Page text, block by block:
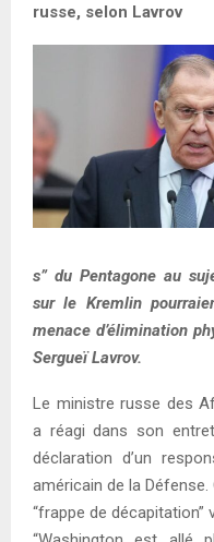
russe, selon Lavrov
s” du Pentagone au
sur le Kremlin
menace d’élimination
Sergueï Lavrov.
Le ministre russe des
a réagi dans son
déclaration d’un
américain de la Défense.
“frappe de